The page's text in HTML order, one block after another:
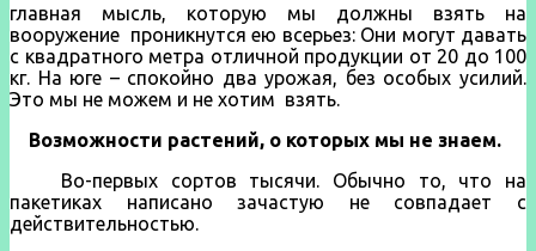
главная мысль, которую мы должны взять на
вооружение проникнутся ею всерьез: Они могут давать
с квадратного метра отличной продукции от 20 до 100
кг. На юге – спокойно два урожая, без особых усилий.
Это мы не можем и не хотим взять.
Возможности растений, о которых мы не знаем.
Во-первых сортов тысячи. Обычно то, что на
пакетиках написано зачастую не совпадает с
действительностью.